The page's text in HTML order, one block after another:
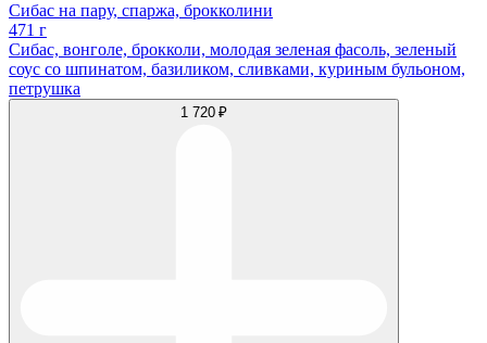
Сибас на пару, спаржа, брокколини
471 г
Сибас, вонголе, брокколи, молодая зеленая фасоль, зеленый
соус со шпинатом, базиликом, сливками, куриным бульоном,
петрушка
1 720 ₽